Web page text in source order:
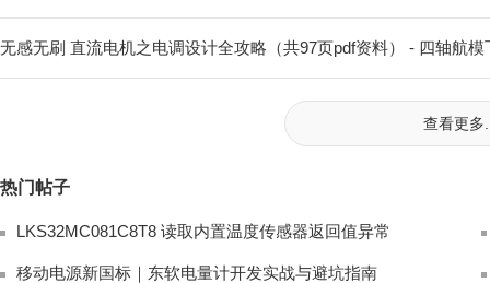
无感无刷 直流电机之电调设计全攻略（共97页pdf资料） - 四轴航模
查看更多
热门帖子
LKS32MC081C8T8 读取内置温度传感器返回值异常
移动电源新国标｜东软电量计开发实战与避坑指南